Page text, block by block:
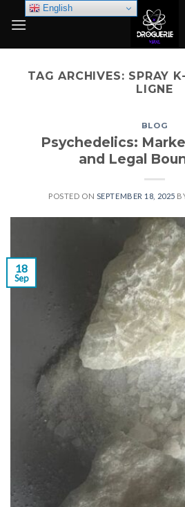
TAG ARCHIVES: SPRAY
LIGNE
BLOG
Psychedelics:
and Legal
POSTED ON SEPTEMBER 18, 2025
18
Sep
English